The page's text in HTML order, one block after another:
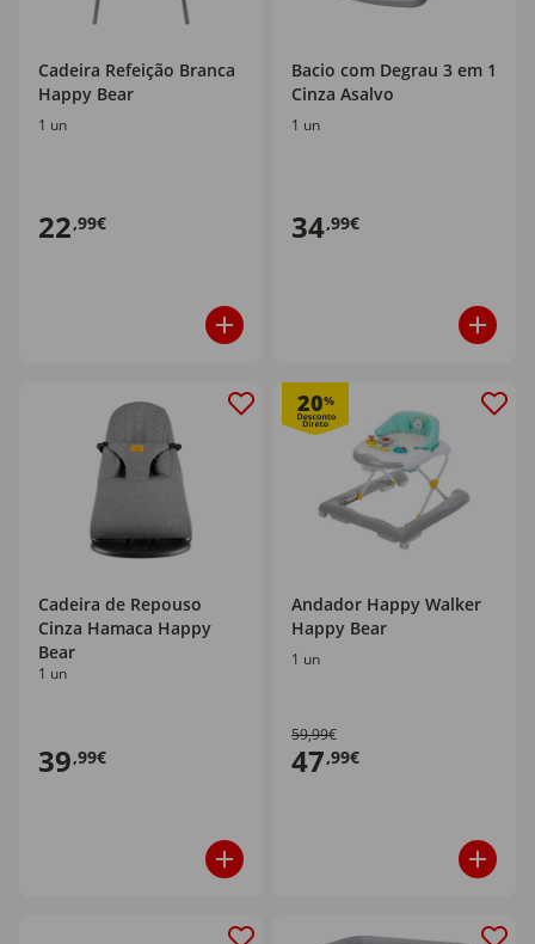
Cadeira Refeição Branca
Happy Bear
1 un
22,99€
Bacio com Degrau 3 em 1
Cinza Asalvo
1 un
34,99€
Cadeira de Repouso
Cinza Hamaca Happy
Bear
1 un
39,99€
20%
Andador Happy Walker
Happy Bear
1 un
59,99€
47,99€